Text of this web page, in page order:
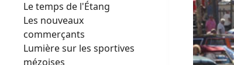
Le temps de l'Étang
Les nouveaux
commerçants
Lumière sur les sportives
mézoises